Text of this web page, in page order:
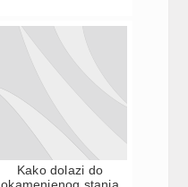
Kako dolazi do